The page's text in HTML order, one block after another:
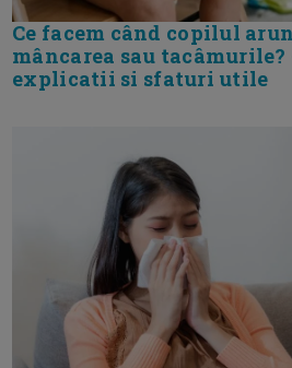
Ce facem când copilul
mâncarea sau tacâmurile?
explicatii si sfaturi utile